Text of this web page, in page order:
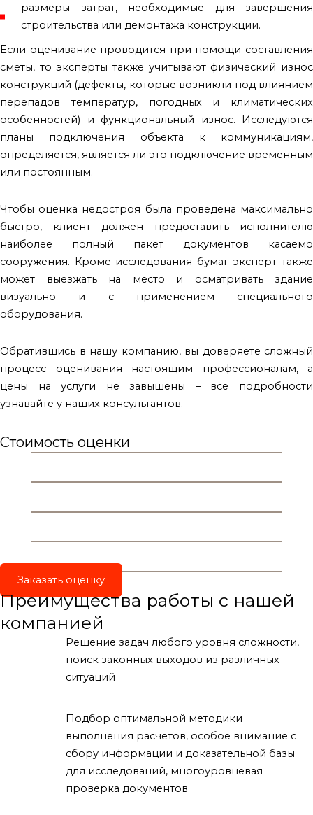
размеры затрат, необходимые для завершения
строительства или демонтажа конструкции.
Если оценивание проводится при помощи составления
сметы, то эксперты также учитывают физический износ
конструкций (дефекты, которые возникли под влиянием
перепадов температур, погодных и климатических
особенностей) и функциональный износ. Исследуются
планы подключения объекта к коммуникациям,
определяется, является ли это подключение временным
или постоянным.
Чтобы оценка недостроя была проведена максимально
быстро, клиент должен предоставить исполнителю
наиболее полный пакет документов касаемо
сооружения. Кроме исследования бумаг эксперт также
может выезжать на место и осматривать здание
визуально и с применением специального
оборудования.
Обратившись в нашу компанию, вы доверяете сложный
процесс оценивания настоящим профессионалам, а
цены на услуги не завышены – все подробности
узнавайте у наших консультантов.
Стоимость оценки
Заказать оценку
Преимущества работы с нашей
компанией
Решение задач любого уровня сложности,
поиск законных выходов из различных
ситуаций
Подбор оптимальной методики
выполнения расчётов, особое внимание с
сбору информации и доказательной базы
для исследований, многоуровневая
проверка документов